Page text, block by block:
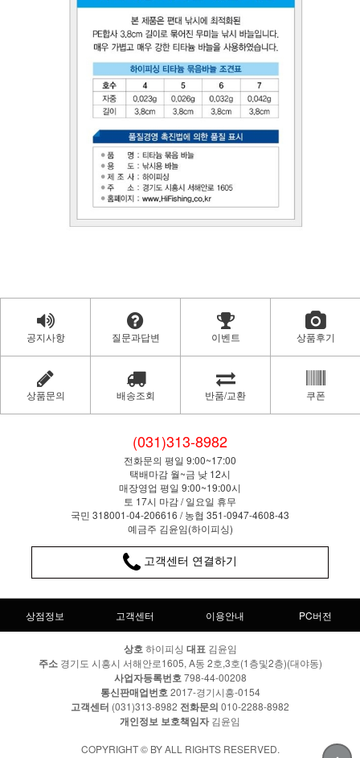
공지사항 질문과답변 이벤트 상품후기
상품문의 배송조회 반품/교환 쿠폰
(031)313-8982
전화문의 평일 9:00~17:00
택배마감 월~금 낮 12시
매장영업 평일 9:00~19:00시
토 17시 마감 / 일요일 휴무
국민 318001-04-206616 / 농협 351-0947-4608-43
예금주 김윤임(하이피싱)
고객센터 연결하기
상점정보 고객센터 이용안내 PC버전
상호 하이피싱 대표 김윤임
주소경기도 시흥시 서해안로1605, A동 2호,3호(1층및2층)(대야동)
사업자등록번호 798-44-00208
통신판매업번호 2017-경기시흥-0154
고객센터 (031)313-8982 전화문의 010-2288-8982
개인정보 보호책임자김윤임
COPYRIGHT © BY ALL RIGHTS RESERVED.